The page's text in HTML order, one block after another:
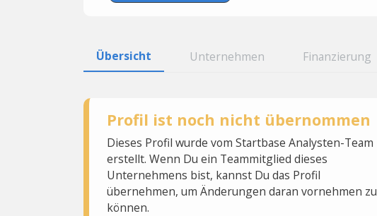
Übersicht Unternehmen Finanzierung
Profil ist noch nicht übernommen
Dieses Profil wurde vom Startbase Analysten-Team
erstellt. Wenn Du ein Teammitglied dieses
Unternehmens bist, kannst Du das Profil
übernehmen, um Änderungen daran vornehmen zu
können.